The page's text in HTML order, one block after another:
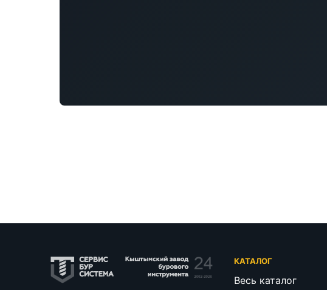
КАТАЛОГ
Весь каталог